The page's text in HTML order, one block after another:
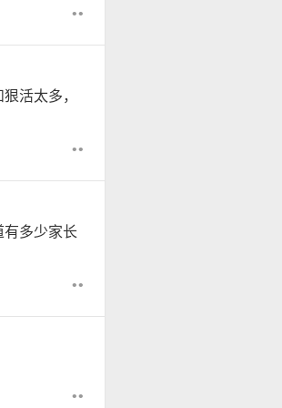
••
活太多，
••
多少家长
••
••